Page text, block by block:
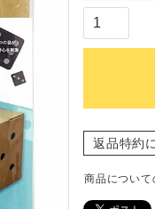
返品特約
商品につい